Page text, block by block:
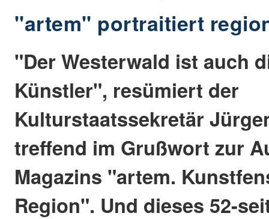
"artem" portraitiert
"Der Westerwald ist auch
Künstler", resümiert der
Kulturstaatssekretär
treffend im Grußwort zur
Magazins "artem.
Region". Und dieses 52-